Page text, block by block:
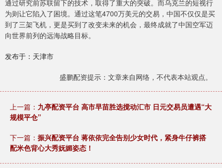
通过研究前苏联留下的技术，取得了重大的突破。而乌克兰的短视行
为则让它陷入了困境。通过这笔4700万美元的交易，中国不仅仅是买
到了三架飞机，更是买到了改变未来的机会，最终成就了中国空军迈
向世界前列的远海战略目标。
发布于：天津市
盛鹏配资提示：文章来自网络，不代表本站观点。
上一篇： 九亭配资平台 高市早苗胜选搅动汇市 日元交易员遭遇“大
规模平仓”
下一篇： 振兴配资平台 蒋依依完全告别少女时代，紧身牛仔裤搭
配米色背心大秀妩媚姿态！